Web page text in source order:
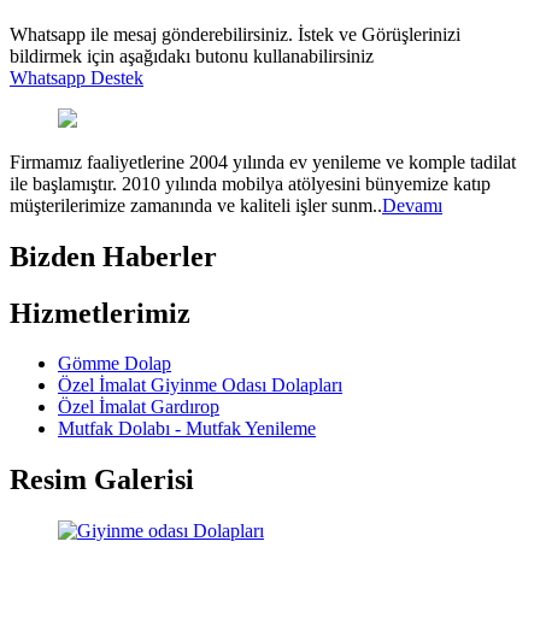
Whatsapp ile mesaj gönderebilirsiniz. İstek ve Görüşlerinizi
bildirmek için aşağıdakı butonu kullanabilirsiniz
Whatsapp Destek
Firmamız faaliyetlerine 2004 yılında ev yenileme ve komple tadilat
ile başlamıştır. 2010 yılında mobilya atölyesini bünyemize katıp
müşterilerimize zamanında ve kaliteli işler sunm..Devamı
Bizden Haberler
Hizmetlerimiz
Gömme Dolap
Özel İmalat Giyinme Odası Dolapları
Özel İmalat Gardırop
Mutfak Dolabı - Mutfak Yenileme
Resim Galerisi